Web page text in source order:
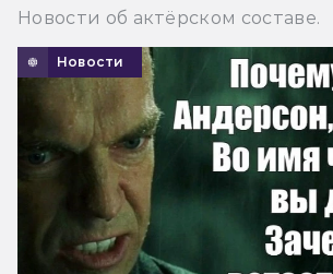
Новости об актёрском составе.
Новости